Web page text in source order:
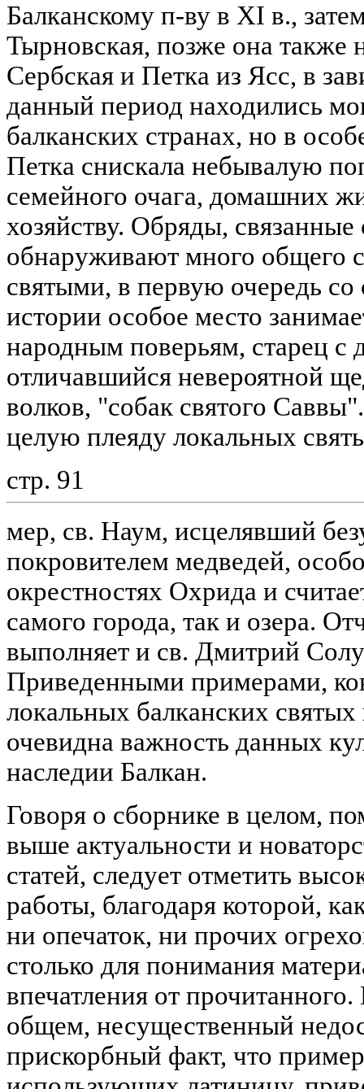
Балканскому п-ву в XI в.,
Тырновская, позже она также
Сербская и Петка из Ясс, в
данный период находились
балканских странах, но в
Петка снискала небывалую
семейного очага, домашних
хозяйству. Обряды, связанные
обнаруживают много общего
святыми, в первую очередь
истории особое место
народным поверьям, старец с
отличавшийся невероятной
волков, "собак святого
целую плеяду локальных
стр. 91
мер, св. Наум, исцелявший
покровителем медведей,
окрестностях Охрида и
самого города, так и озера.
выполняет и св. Дмитрий
Приведенными примерами,
локальных балканских
очевидна важность данных
наследии Балкан.
Говоря о сборнике в целом,
выше актуальности и
статей, следует отметить
работы, благодаря которой,
ни опечаток, ни прочих
столько для понимания
впечатления от
общем, несущественный
прискорбный факт, что